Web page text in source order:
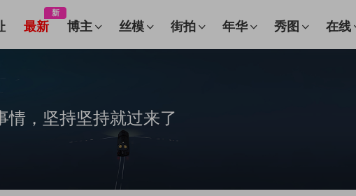
最新
新
博主 丝模 街拍 年华 秀图 在线
情，坚持坚持就过来了